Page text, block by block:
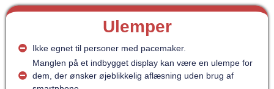
Ulemper
Ikke egnet til personer med pacemaker.
Manglen på et indbygget display kan være en ulempe for
dem, der ønsker øjeblikkelig aflæsning uden brug af